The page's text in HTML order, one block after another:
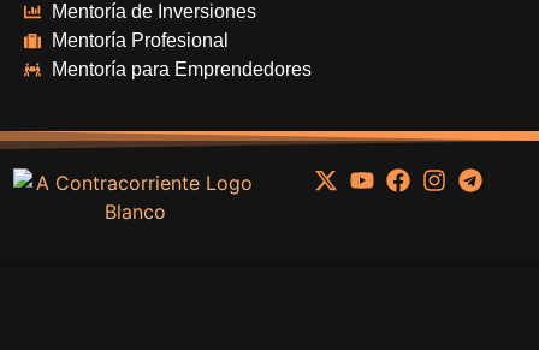
Mentoría de Inversiones
Mentoría Profesional
Mentoría para Emprendedores